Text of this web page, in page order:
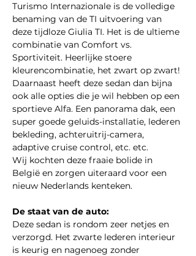
Turismo Internazionale is de volledige
benaming van de TI uitvoering van
deze tijdloze Giulia TI. Het is de ultieme
combinatie van Comfort vs.
Sportiviteit. Heerlijke stoere
kleurencombinatie, het zwart op zwart!
Daarnaast heeft deze sedan dan bijna
ook alle opties die je wil hebben op een
sportieve Alfa. Een panorama dak, een
super goede geluids-installatie, lederen
bekleding, achteruitrij-camera,
adaptive cruise control, etc. etc.
Wij kochten deze fraaie bolide in
België en zorgen uiteraard voor een
nieuw Nederlands kenteken.
De staat van de auto:
Deze sedan is rondom zeer netjes en
verzorgd. Het zwarte lederen interieur
is keurig en nagenoeg zonder